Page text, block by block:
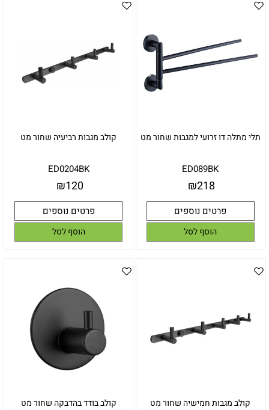
תלי מתלה דו זרועי למגבות שחור מט
ED089BK
₪218
פרטים נוספים
הוסף לסל
קולב מגבות רביעיה שחור מט
ED0204BK
₪120
פרטים נוספים
הוסף לסל
קולב מגבות חמישיה שחור מט קולב בודד בהדבקה שחור מט